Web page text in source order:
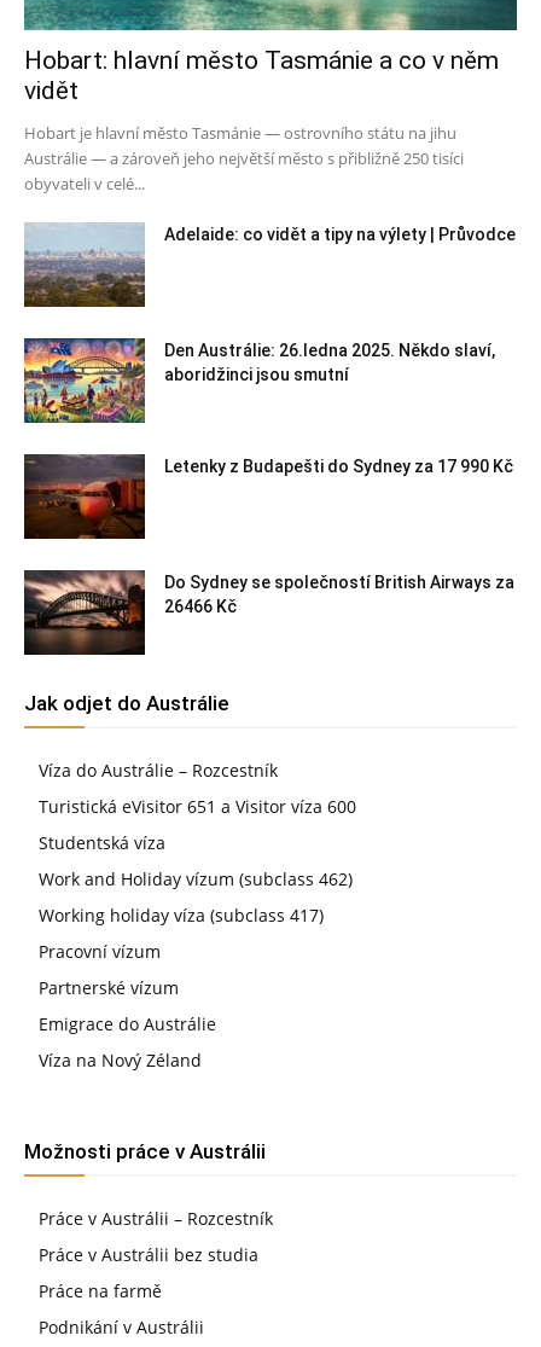
Hobart: hlavní město Tasmánie a co v něm
vidět
Hobart je hlavní město Tasmánie — ostrovního státu na jihu
Austrálie — a zároveň jeho největší město s přibližně 250 tisíci
obyvateli v celé...
Adelaide: co vidět a tipy na výlety | Průvodce
Den Austrálie: 26.ledna 2025. Někdo slaví,
aboridžinci jsou smutní
Letenky z Budapešti do Sydney za 17 990 Kč
Do Sydney se společností British Airways za
26466 Kč
Jak odjet do Austrálie
Víza do Austrálie – Rozcestník
Turistická eVisitor 651 a Visitor víza 600
Studentská víza
Work and Holiday vízum (subclass 462)
Working holiday víza (subclass 417)
Pracovní vízum
Partnerské vízum
Emigrace do Austrálie
Víza na Nový Zéland
Možnosti práce v Austrálii
Práce v Austrálii – Rozcestník
Práce v Austrálii bez studia
Práce na farmě
Podnikání v Austrálii